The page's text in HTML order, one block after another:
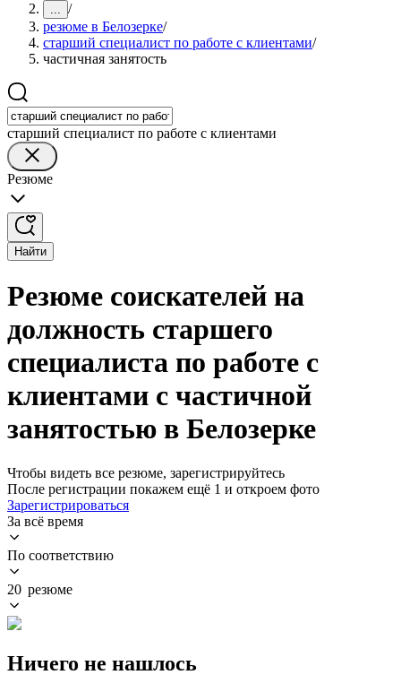
... /
резюме в Белозерке/
старший специалист по работе с клиентами/
частичная занятость
старший специалист по работе с клиентами
Резюме
Найти
Резюме соискателей на
должность старшего
специалиста по работе с
клиентами с частичной
занятостью в Белозерке
Чтобы видеть все резюме, зарегистрируйтесь
После регистрации покажем ещё 1 и откроем фото
Зарегистрироваться
За всё время
По соответствию
20 резюме
Ничего не нашлось